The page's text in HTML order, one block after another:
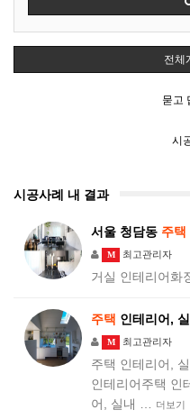
전체
묻고
시
시공사례 내 결과
서울 청담동 주택
M 최고관리자
거실 인테리어화
주택 인테리어,
M 최고관리자
주택 인테리어,
인테리어주택 인
어, 실내 …
더보기